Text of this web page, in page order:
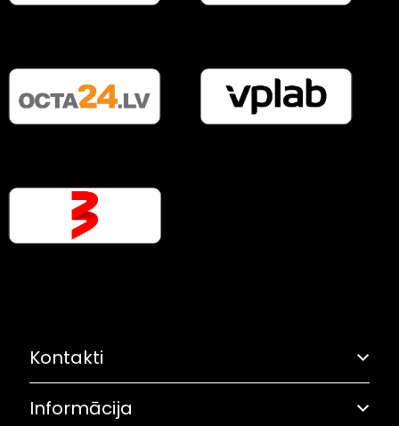
Kontakti
Adrese: Grostonas iela 6B, Rīga
Informācija